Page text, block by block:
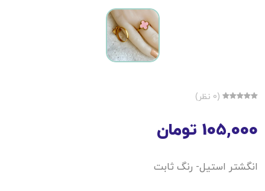
(0 نظر)
105,000 تومان
انگشتر استیل- رنگ ثابت